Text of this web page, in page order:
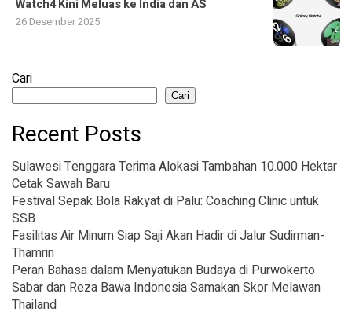
Watch4 Kini Meluas ke India dan AS
26 Desember 2025
Cari
Cari
Recent Posts
Sulawesi Tenggara Terima Alokasi Tambahan 10.000 Hektar
Cetak Sawah Baru
Festival Sepak Bola Rakyat di Palu: Coaching Clinic untuk
SSB
Fasilitas Air Minum Siap Saji Akan Hadir di Jalur Sudirman-
Thamrin
Peran Bahasa dalam Menyatukan Budaya di Purwokerto
Sabar dan Reza Bawa Indonesia Samakan Skor Melawan
Thailand